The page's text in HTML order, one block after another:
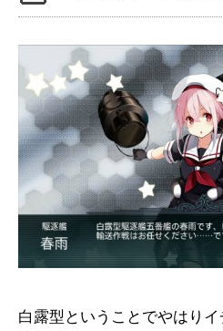
白露型ということでやはり